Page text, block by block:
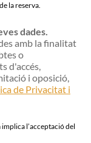
la reserva.
dades.
amb la finalitat
o
d'accés,
i oposició,
de Privacitat i
l’acceptació del